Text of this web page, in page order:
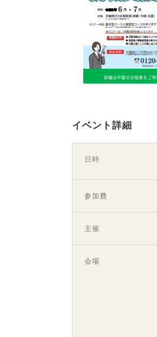
イベント詳細
日時
参加費
主催
会場